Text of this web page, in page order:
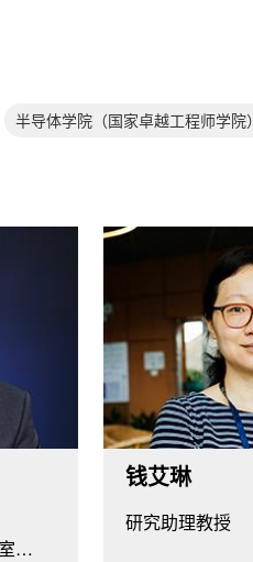
半导体学院（国家卓越工程师学院）
语文能力与语言认知教研室主任，树礼书院院长
钱艾琳
研究助理教授